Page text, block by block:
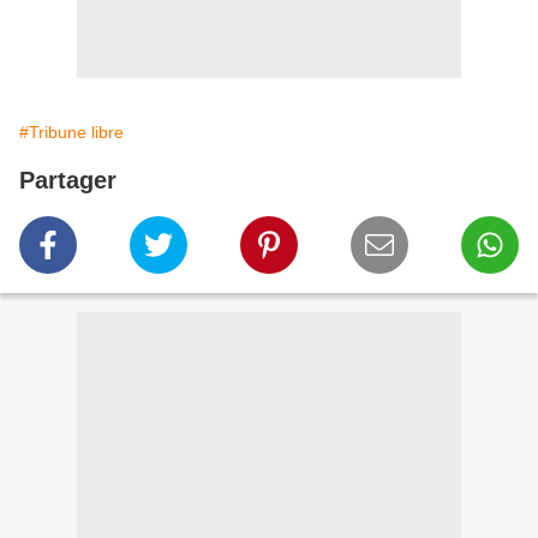
#Tribune libre
Partager